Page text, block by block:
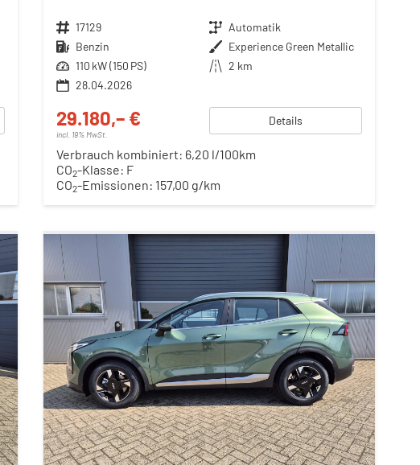
Fahrzeugnr. 17129 Getriebe Automatik
Kraftstoff Benzin Außenfarbe Experience Green Metallic
Leistung 110 kW (150 PS) Kilometerstand 2 km
28.04.2026
29.180,– €
incl. 19% MwSt.
Details
Verbrauch kombiniert: 6,20 l/100km
CO2-Klasse: F
CO2-Emissionen: 157,00 g/km